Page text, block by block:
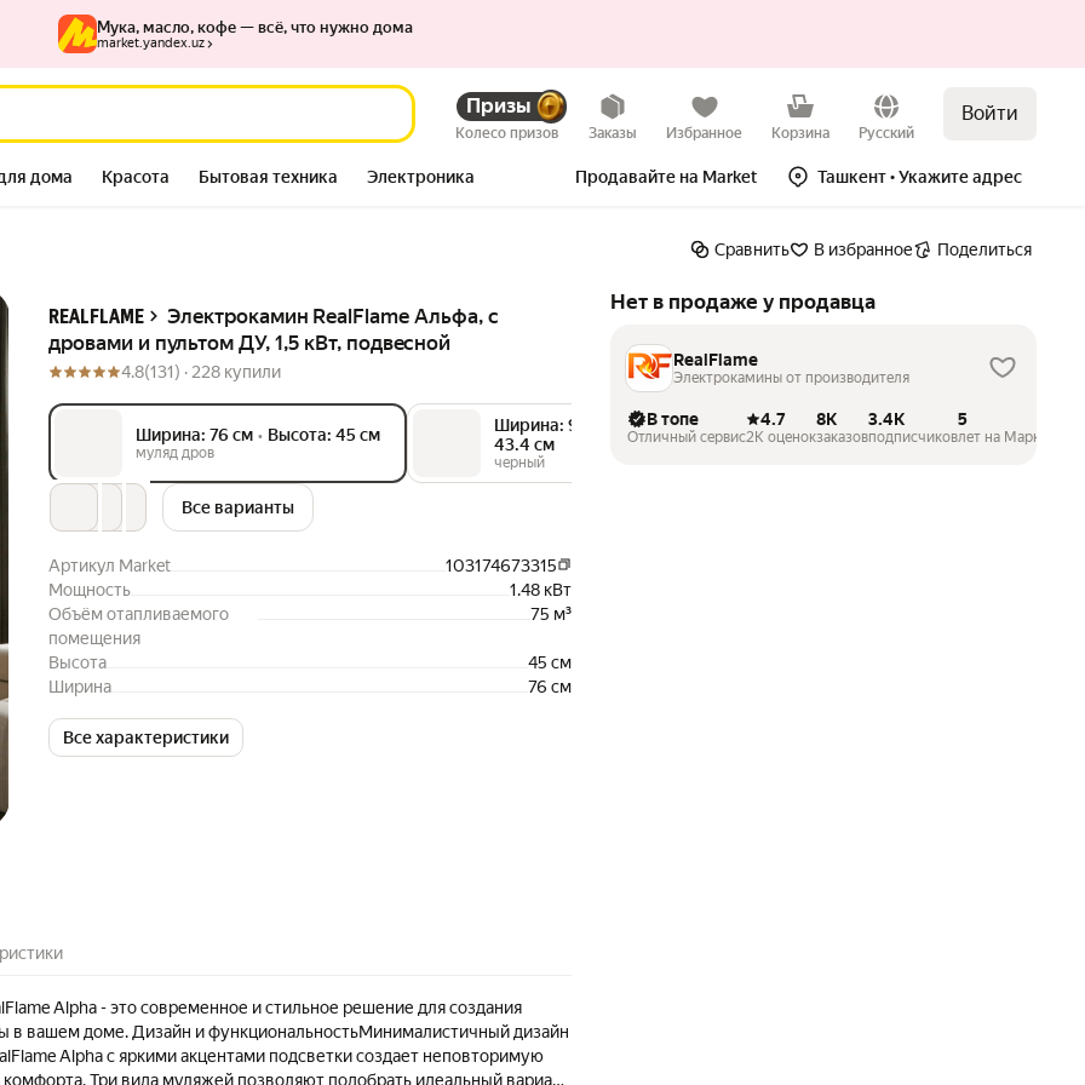
Призы
Колесо призов Заказы Избранное Корзина Русский
Войти
дома Красота Бытовая техника Электроника Продавайте на Market Ташкент• Укажите адрес
Мука, масло, кофе — всё, что нужно дома
market.yandex.uz
Сравнить В избранное Поделиться
REALFLAME
Электрокамин RealFlame Альфа, с
дровами и пультом ДУ, 1,5 кВт, подвесной
4.8(131) · 228 купили
Ширина: 76 см • Высота: 45 см
муляд дров
Ширина: 90.8 см • Высота:
43.4 см
черный
Ширина: 91.5 см
45.8 см
Все варианты
Артикул Market
103174673315
Мощность
1.48 кВт
Объём отапливаемого
помещения
75 м³
Высота
45 см
Ширина
76 см
Все характеристики
Нет в продаже у продавца
ДУ, 1,5 кВт, подвесной Нет в продаже
RealFlame
Электрокамины от производителя
В топе
Отличный сервис
4.7
2K оценок
8K
заказов
3.4K
подписчиков
5
лет на Маркете
Alpha - это современное и стильное решение для создания
в вашем доме. Дизайн и функциональностьМинималистичный дизайн
Alpha с яркими акцентами подсветки создает неповторимую
Три вида муляжей позволяют подобрать идеальный вариант